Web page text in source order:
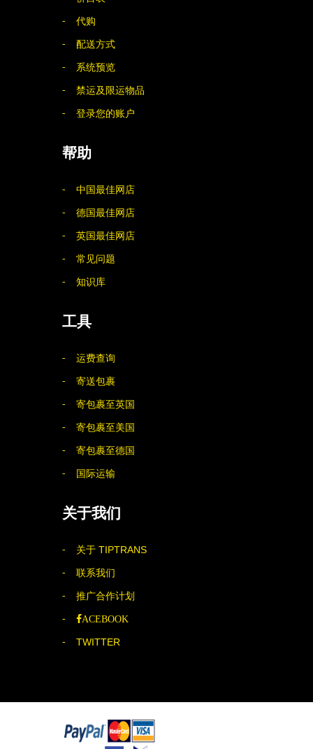
代购
配送方式
系统预览
禁运及限运物品
登录您的账户
帮助
中国最佳网店
德国最佳网店
英国最佳网店
常见问题
知识库
工具
运费查询
寄送包裹
寄包裹至英国
寄包裹至美国
寄包裹至德国
国际运输
关于我们
关于 TIPTRANS
联系我们
推广合作计划
ACEBOOK
TWITTER